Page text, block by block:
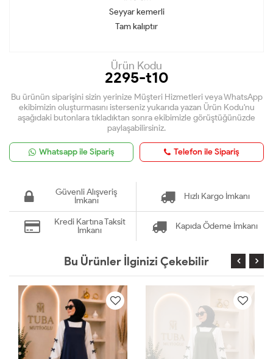
Seyyar kemerli
Tam kalıptır
Ürün Kodu
2295-t10
Bu ürünün siparişini sizin yerinize Müşteri Hizmetleri veya WhatsApp
ekibimizin oluşturmasını isterseniz yukarıda yazan Ürün Kodu'nu
aşağıdaki butonlara tıkladıktan sonra ekibimizle görüştüğünüzde
paylaşabilirsiniz.
Whatsapp ile Sipariş Telefon ile Sipariş
Güvenli Alışveriş
İmkanı
Hızlı Kargo İmkanı
Kredi Kartına Taksit
İmkanı
Kapıda Ödeme İmkanı
Bu Ürünler İlginizi Çekebilir